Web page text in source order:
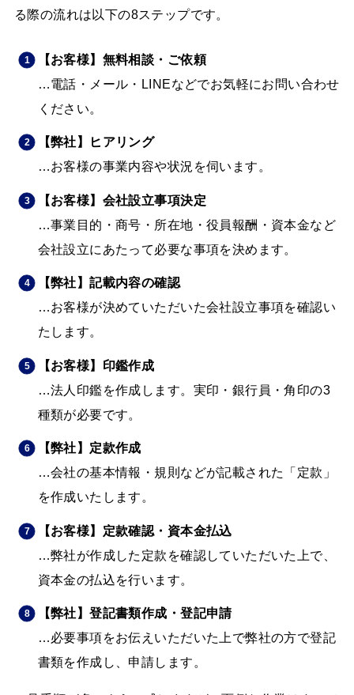
る際の流れは以下の8ステップです。
【お客様】無料相談・ご依頼
…電話・メール・LINEなどでお気軽にお問い合わせ
ください。
【弊社】ヒアリング
…お客様の事業内容や状況を伺います。
【お客様】会社設立事項決定
…事業目的・商号・所在地・役員報酬・資本金など
会社設立にあたって必要な事項を決めます。
【弊社】記載内容の確認
…お客様が決めていただいた会社設立事項を確認い
たします。
【お客様】印鑑作成
…法人印鑑を作成します。実印・銀行員・角印の3
種類が必要です。
【弊社】定款作成
…会社の基本情報・規則などが記載された「定款」
を作成いたします。
【お客様】定款確認・資本金払込
…弊社が作成した定款を確認していただいた上で、
資本金の払込を行います。
【弊社】登記書類作成・登記申請
…必要事項をお伝えいただいた上で弊社の方で登記
書類を作成し、申請します。